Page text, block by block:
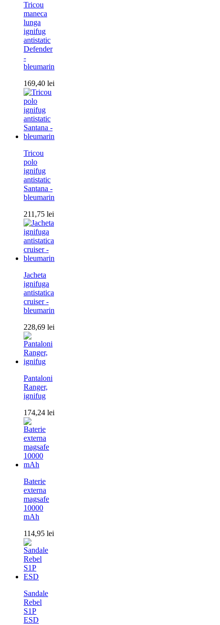
Tricou
maneca
lunga
ignifug
antistatic
Defender
-
bleumarin
169,40 lei
Tricou
polo
ignifug
antistatic
Santana -
bleumarin
211,75 lei
Jacheta
ignifuga
antistatica
cruiser -
bleumarin
228,69 lei
Pantaloni
Ranger,
ignifug
174,24 lei
Baterie
externa
magsafe
10000
mAh
114,95 lei
Sandale
Rebel
S1P
ESD